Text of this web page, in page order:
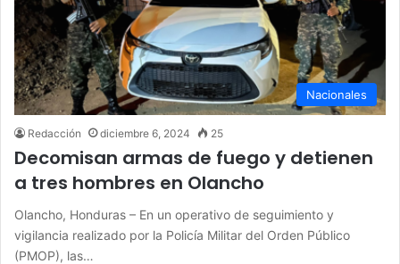
Nacionales
Redacción diciembre 6, 2024 25
Decomisan armas de fuego y detienen
a tres hombres en Olancho
Olancho, Honduras – En un operativo de seguimiento y
vigilancia realizado por la Policía Militar del Orden Público
(PMOP), las…